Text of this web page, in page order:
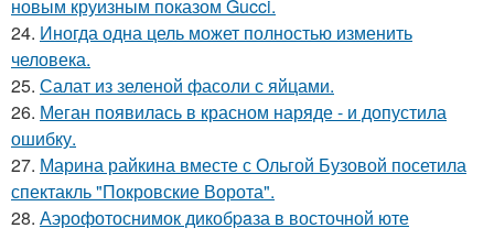
новым круизным показом Gucci.
24. Иногда одна цель может полностью изменить
человека.
25. Салат из зеленой фасоли с яйцами.
26. Меган появилась в красном наряде - и допустила
ошибку.
27. Марина райкина вместе с Ольгой Бузовой посетила
спектакль "Покровские Ворота".
28. Аэрофотоснимок дикобpaза в восточной юте